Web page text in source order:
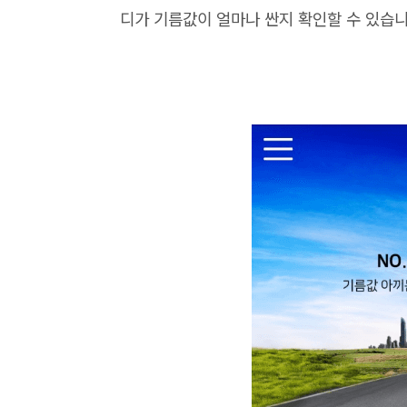
디가 기름값이 얼마나 싼지 확인할 수 있습